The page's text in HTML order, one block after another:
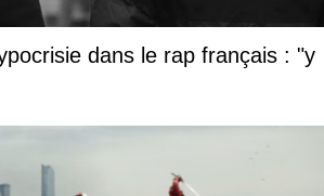
dans le rap français : "y